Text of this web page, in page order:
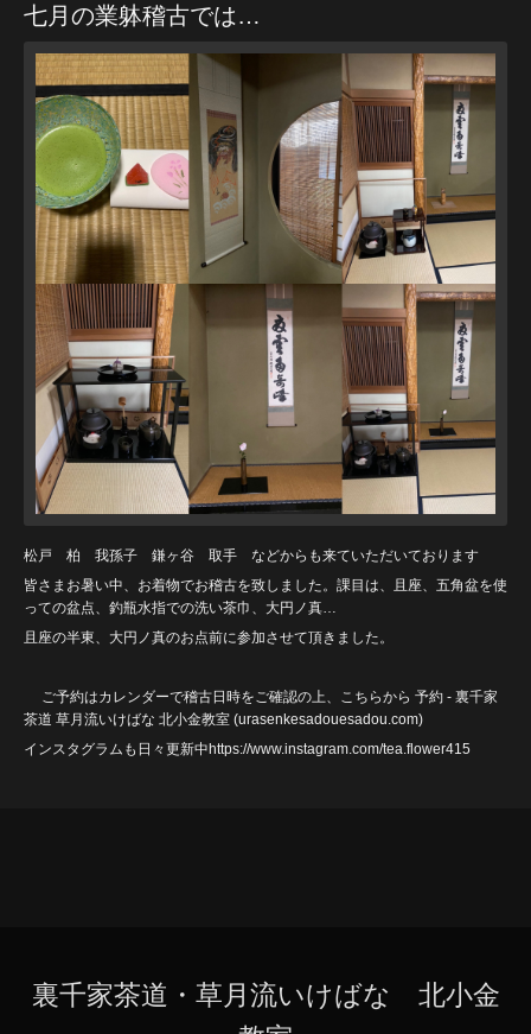
七月の業躰稽古では…
松戸 柏 我孫子 鎌ヶ谷 取手 などからも来ていただいております
皆さまお暑い中、お着物でお稽古を致しました。課目は、且座、五角盆を使
っての盆点、釣瓶水指での洗い茶巾、大円ノ真…
且座の半東、大円ノ真のお点前に参加させて頂きました。
ご予約はカレンダーで稽古日時をご確認の上、こちらから 予約 - 裏千家
茶道 草月流いけばな 北小金教室 (urasenkesadouesadou .com)
インスタグラムも日々更新中https://www.instagram.com/tea.flower415
裏千家茶道・草月流いけばな 北小金